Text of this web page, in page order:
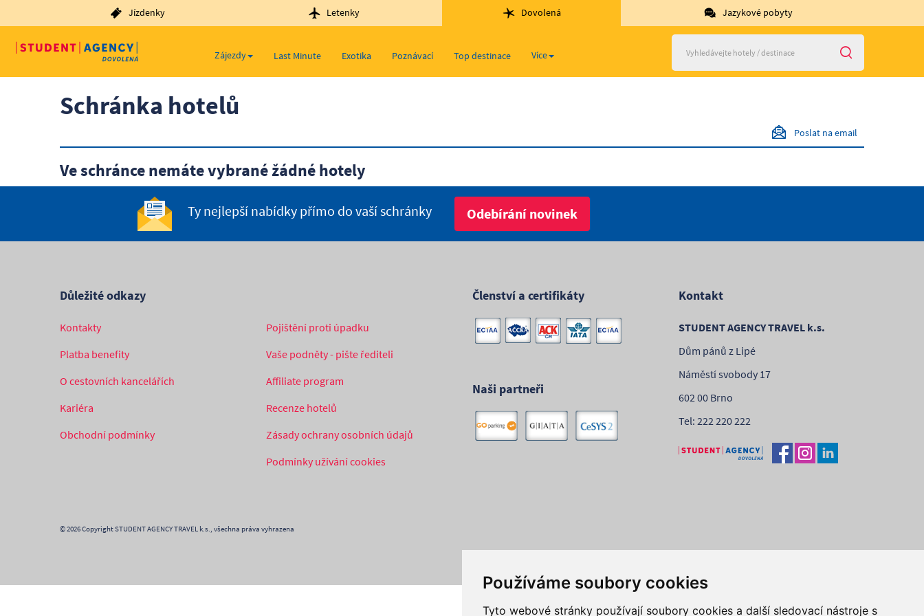
Používáme soubory cookies
Tyto webové stránky používají soubory cookies a další sledovací nástroje s
Jízdenky Letenky Dovolená Jazykové pobyty
Zájezdy Last Minute Exotika Poznávací Top destinace Více
Schránka hotelů
Poslat na email
Ve schránce nemáte vybrané žádné hotely
Ty nejlepší nabídky přímo do vaší schránky Odebírání novinek
Důležité odkazy
Kontakty
Platba benefity
O cestovních kancelářích
Kariéra
Obchodní podmínky
Pojištění proti úpadku
Vaše podněty - pište řediteli
Affiliate program
Recenze hotelů
Zásady ochrany osobních údajů
Podmínky užívání cookies
Členství a certifikáty
Naši partneři
Kontakt
STUDENT AGENCY TRAVEL k.s.
Dům pánů z Lipé
Náměstí svobody 17
602 00 Brno
Tel: 222 220 222
© 2026 Copyright STUDENT AGENCY TRAVEL k.s., všechna práva vyhrazena